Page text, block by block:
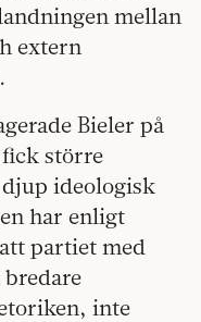
mellan
extern
Bieler på
större
ideologisk
har enligt
partiet med
inte